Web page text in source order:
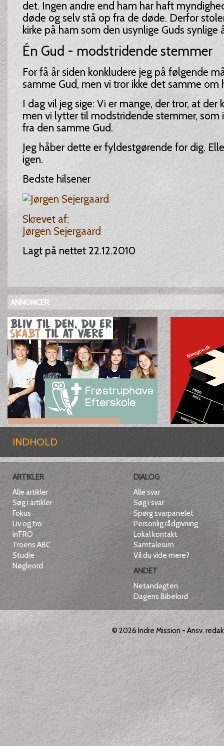
det. Ingen andre end ham har haft
døde og selv stå op fra de døde. Derfor
kirke på ham som den usynlige Guds synlige
Én Gud - modstridende stemmer
For få år siden konkludere jeg på følgende
samme Gud, men vi tror ikke det samme om
I dag vil jeg sige: Vi er mange, der tror, at der
men vi lytter til modstridende stemmer, som
fra den samme Gud.
Jeg håber dette er fyldestgørende for dig.
igen.
Bedste hilsener
Skrevet af:
Jørgen Sejergaard
Lagt på nettet 22.12.2010
ANNONCER
INDHOLD
ARTIKLER
Alle artikler
Søg i artikler
Fokus
Liv og tro
inTRO
Troens ABC
Studie
Nøgleord
DIALOG
Alle svar
Søg i svar
Spørg svarpanelet
Personlig rådgivning
Lokal kontakt
Samtalerum
Vil du vide mere?
ANDET
Netandagten
Dagens Bibelord
© 2026Indre Mission- Ansv.